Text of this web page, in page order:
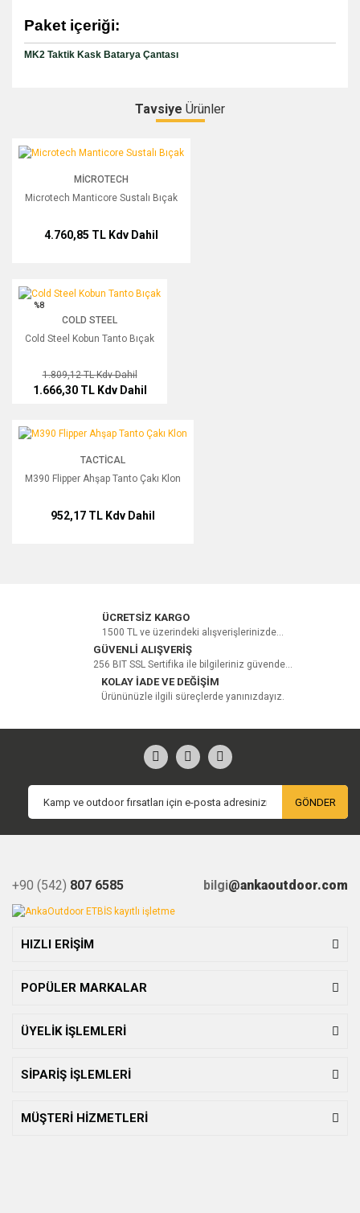
Paket içeriği:
MK2 Taktik Kask Batarya Çantası
Yorum Yaz
Tavsiye Ürünler
Microtech Manticore Sustalı Bıçak
MICROTECH
Microtech Manticore Sustalı Bıçak
4.760,85 TL Kdv Dahil
Cold Steel Kobun Tanto Bıçak
%8
COLD STEEL
Cold Steel Kobun Tanto Bıçak
1.809,12 TLKdv Dahil
1.666,30 TL Kdv Dahil
M390 Flipper Ahşap Tanto Çakı Klon
TACTICAL
M390 Flipper Ahşap Tanto Çakı Klon
952,17 TL Kdv Dahil
ÜCRETSİZ KARGO
1500 TL ve üzerindeki alışverişlerinizde...
GÜVENLİ ALIŞVERİŞ
256 BIT SSL Sertifika ile bilgileriniz güvende...
KOLAY İADE VE DEĞİŞİM
Ürününüzle ilgili süreçlerde yanınızdayız.
GÖNDER
+90 (542) 807 6585 bilgi@ankaoutdoor.com
HIZLI ERİŞİM
POPÜLER MARKALAR
ÜYELİK İŞLEMLERİ
SİPARİŞ İŞLEMLERİ
MÜŞTERİ HİZMETLERİ